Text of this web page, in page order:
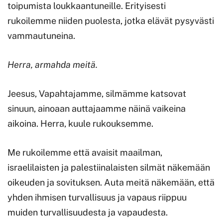
toipumista loukkaantuneille. Erityisesti
rukoilemme niiden puolesta, jotka elävät pysyvästi
vammautuneina.
Herra, armahda meitä.
Jeesus, Vapahtajamme, silmämme katsovat
sinuun, ainoaan auttajaamme näinä vaikeina
aikoina. Herra, kuule rukouksemme.
Me rukoilemme että avaisit maailman,
israelilaisten ja palestiinalaisten silmät näkemään
oikeuden ja sovituksen. Auta meitä näkemään, että
yhden ihmisen turvallisuus ja vapaus riippuu
muiden turvallisuudesta ja vapaudesta.